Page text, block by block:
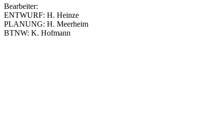
Bearbeiter:
ENTWURF: H. Heinze
PLANUNG: H. Meerheim
BTNW: K. Hofmann